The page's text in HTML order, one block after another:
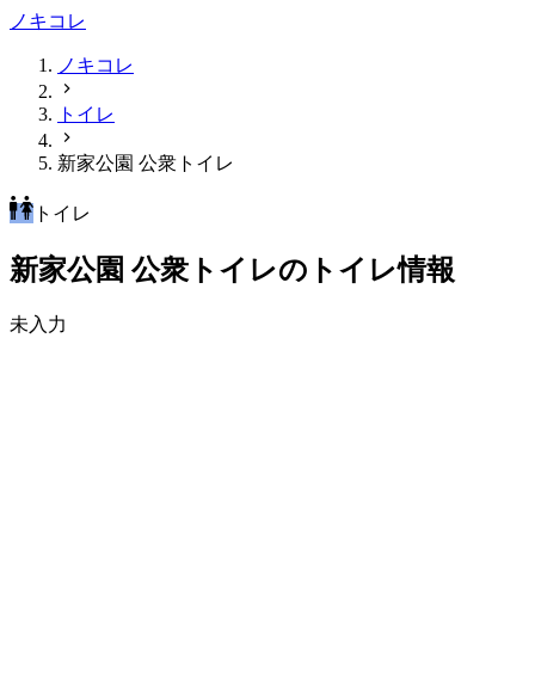
ノキコレ
ノキコレ
トイレ
新家公園 公衆トイレ
トイレ
新家公園 公衆トイレのトイレ情報
未入力